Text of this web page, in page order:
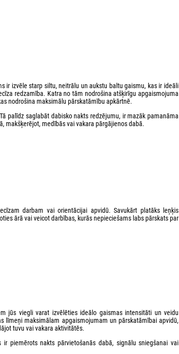
ir izvēle starp siltu, neitrālu un aukstu baltu gaismu, kas ir ideāli
redzamība. Katra no tām nodrošina atšķirīgu apgaismojuma
nodrošina maksimālu pārskatāmību apkārtnē.
palīdz saglabāt dabisko nakts redzējumu, ir mazāk pamanāma
makšķerējot, medībās vai vakara pārgājienos dabā.
darbam vai orientācijai apvidū. Savukārt platāks leņķis
ārā vai veicot darbības, kurās nepieciešams labs pārskats par
jūs viegli varat izvēlēties ideālo gaismas intensitāti un veidu
līmeņi maksimālam apgaismojumam un pārskatāmībai apvidū,
tuvu vai vakara aktivitātēs.
piemērots nakts pārvietošanās dabā, signālu sniegšanai vai